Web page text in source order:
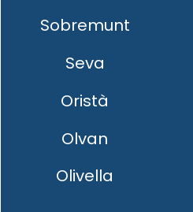
Sobremunt
Seva
Oristà
Olvan
Olivella